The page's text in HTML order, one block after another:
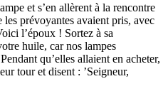
et s’en allèrent à la rencontre
les prévoyantes avaient pris, avec
l’époux ! Sortez à sa
huile, car nos lampes
qu’elles allaient en acheter,
tour et disent : ’Seigneur,